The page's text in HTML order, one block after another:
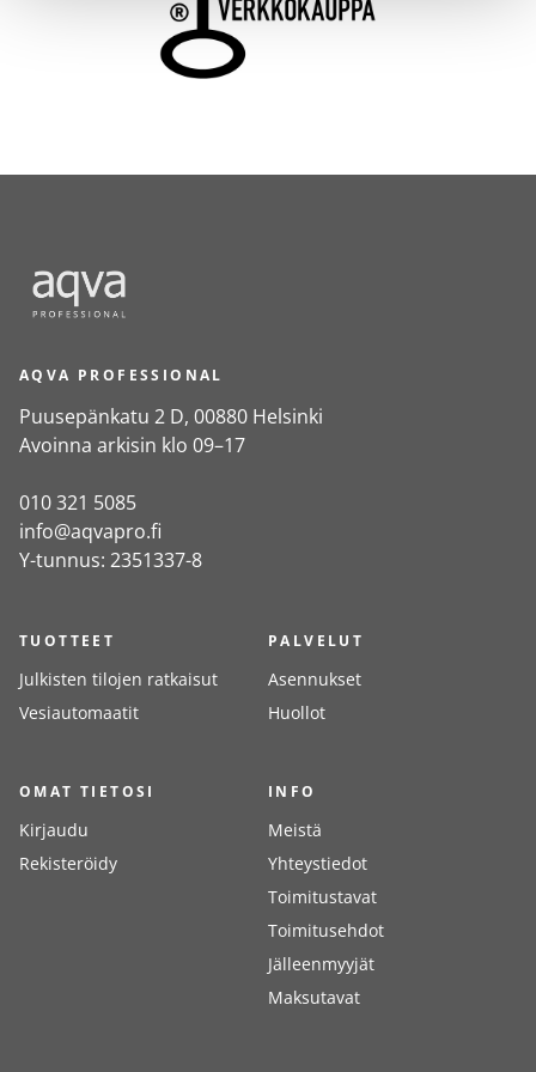
AQVA PROFESSIONAL
Puusepänkatu 2 D, 00880 Helsinki
Avoinna arkisin klo 09–17
010 321 5085
info@aqvapro.fi
Y-tunnus: 2351337-8
TUOTTEET
Julkisten tilojen ratkaisut
Vesiautomaatit
PALVELUT
Asennukset
Huollot
OMAT TIETOSI
Kirjaudu
Rekisteröidy
INFO
Meistä
Yhteystiedot
Toimitustavat
Toimitusehdot
Jälleenmyyjät
Maksutavat